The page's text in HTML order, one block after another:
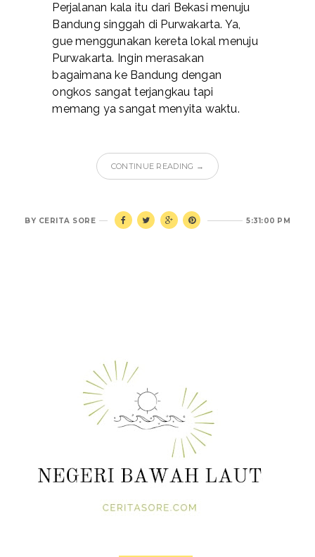
Perjalanan kala itu dari Bekasi menuju
Bandung singgah di Purwakarta. Ya,
gue menggunakan kereta lokal menuju
Purwakarta. Ingin merasakan
bagaimana ke Bandung dengan
ongkos sangat terjangkau tapi
memang ya sangat menyita waktu.
CONTINUE READING →
5:31:00 PM
BY CERITA SORE